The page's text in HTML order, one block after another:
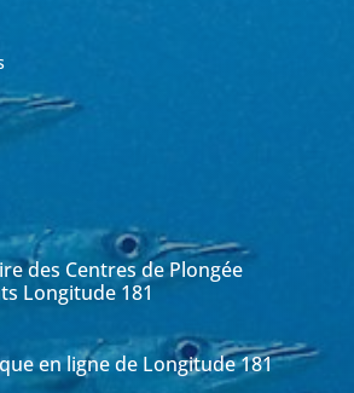
des Centres de Plongée
Longitude 181
en ligne de Longitude 181